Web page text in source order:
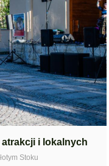
atrakcji i lokalnych
Stoku